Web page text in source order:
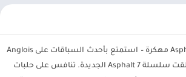
تحميل لعبة Asphalt 7: Heat مهكرة – استمتع بأحدث السباقات على Anglois
من Gameloft ، التي أطلقت سلسلة Asphalt 7 الجديدة. تنافس على حلبات